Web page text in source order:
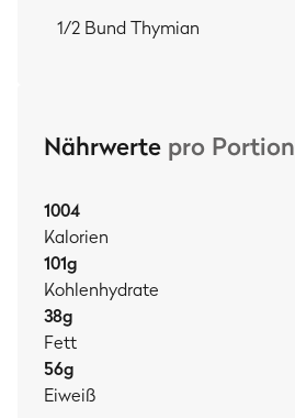
1/2 Bund Thymian
Nährwerte pro Portion
1004
Kalorien
101g
Kohlenhydrate
38g
Fett
56g
Eiweiß